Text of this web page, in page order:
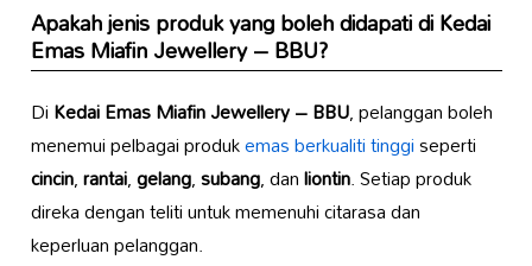
Apakah jenis produk yang boleh didapati diKedai
Emas Miafin Jewellery – BBU?
DiKedai Emas Miafin Jewellery – BBU, pelanggan boleh
menemui pelbagai produkemas berkualiti tinggiseperti
cincin,rantai,gelang,subang, danliontin. Setiap produk
direka dengan teliti untuk memenuhi citarasa dan
keperluan pelanggan.